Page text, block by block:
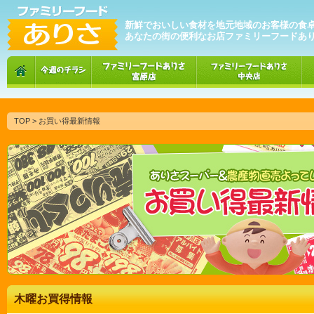
新鮮でおいしい食材を地元地域のお客様の食
あなたの街の便利なお店ファミリーフードあ
TOP > お買い得最新情報
木曜お買得情報